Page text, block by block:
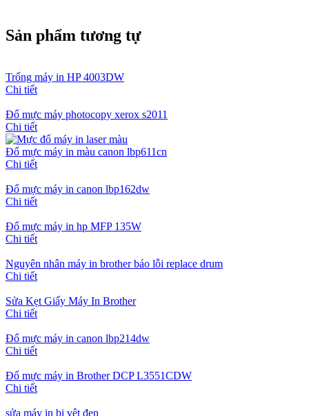
Sản phẩm tương tự
Trống máy in HP 4003DW
Chi tiết
Đổ mực máy photocopy xerox s2011
Chi tiết
Đổ mực máy in màu canon lbp611cn
Chi tiết
Đổ mực máy in canon lbp162dw
Chi tiết
Đổ mực máy in hp MFP 135W
Chi tiết
Nguyên nhân máy in brother báo lỗi replace drum
Chi tiết
Sửa Kẹt Giấy Máy In Brother
Chi tiết
Đổ mực máy in canon lbp214dw
Chi tiết
Đổ mực máy in Brother DCP L3551CDW
Chi tiết
sửa máy in bị vệt đen